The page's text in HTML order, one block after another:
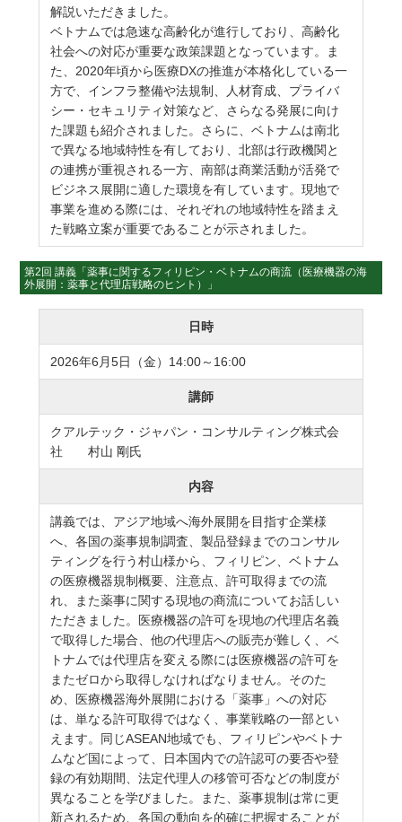
解説いただきました。
ベトナムでは急速な高齢化が進行しており、高齢化
社会への対応が重要な政策課題となっています。ま
た、2020年頃から医療DXの推進が本格化している一
方で、インフラ整備や法規制、人材育成、プライバ
シー・セキュリティ対策など、さらなる発展に向け
た課題も紹介されました。さらに、ベトナムは南北
で異なる地域特性を有しており、北部は行政機関と
の連携が重視される一方、南部は商業活動が活発で
ビジネス展開に適した環境を有しています。現地で
事業を進める際には、それぞれの地域特性を踏まえ
た戦略立案が重要であることが示されました。
第2回 講義「薬事に関するフィリピン・ベトナムの商流（医療機器の海
外展開：薬事と代理店戦略のヒント）」
日時
2026年6月5日（金）14:00～16:00
講師
クアルテック・ジャパン・コンサルティング株式会
社 村山 剛氏
内容
講義では、アジア地域へ海外展開を目指す企業様
へ、各国の薬事規制調査、製品登録までのコンサル
ティングを行う村山様から、フィリピン、ベトナム
の医療機器規制概要、注意点、許可取得までの流
れ、また薬事に関する現地の商流についてお話しい
ただきました。医療機器の許可を現地の代理店名義
で取得した場合、他の代理店への販売が難しく、ベ
トナムでは代理店を変える際には医療機器の許可を
またゼロから取得しなければなりません。そのた
め、医療機器海外展開における「薬事」への対応
は、単なる許可取得ではなく、事業戦略の一部とい
えます。同じASEAN地域でも、フィリピンやベトナ
ムなど国によって、日本国内での許認可の要否や登
録の有効期間、法定代理人の移管可否などの制度が
異なることを学びました。また、薬事規制は常に更
新されるため、各国の動向を的確に把握することが